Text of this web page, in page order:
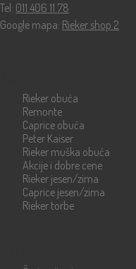
Tel: 011 406 11 78
Google mapa: Rieker shop 2
Rieker obuća
Remonte
Caprice obuća
Peter Kaiser
Rieker muška obuća
Akcije i dobre cene
Rieker jesen/zima
Caprice jesen/zima
Rieker torbe